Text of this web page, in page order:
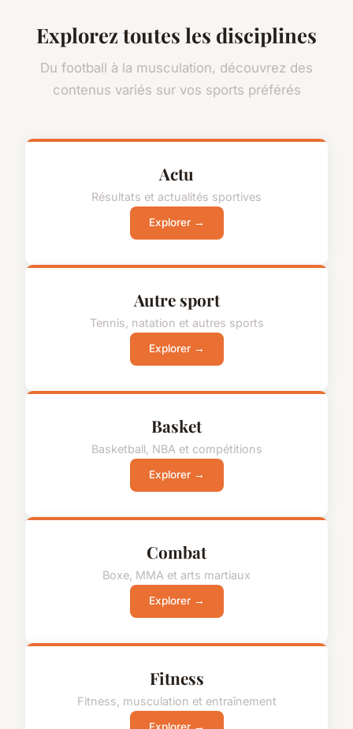
Explorez toutes les disciplines
Du football à la musculation, découvrez des
contenus variés sur vos sports préférés
Actu
Résultats et actualités sportives
Explorer →
Autre sport
Tennis, natation et autres sports
Explorer →
Basket
Basketball, NBA et compétitions
Explorer →
Combat
Boxe, MMA et arts martiaux
Explorer →
Fitness
Fitness, musculation et entraînement